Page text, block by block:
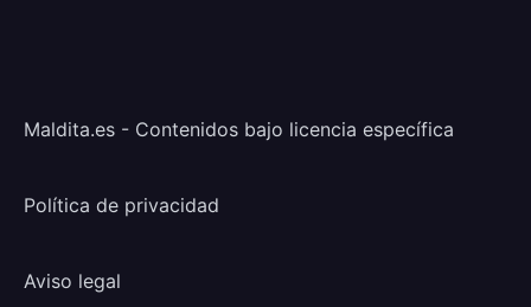
Maldita.es - Contenidos bajo licencia específica
Política de privacidad
Aviso legal